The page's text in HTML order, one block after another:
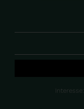
Interesse: